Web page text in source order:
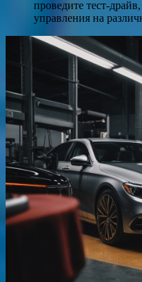
проведите тест-
управления на